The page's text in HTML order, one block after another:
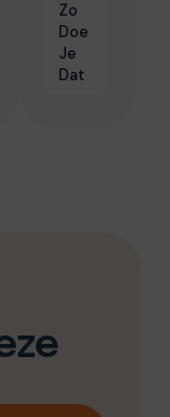
Zo
Doe
Je
Dat